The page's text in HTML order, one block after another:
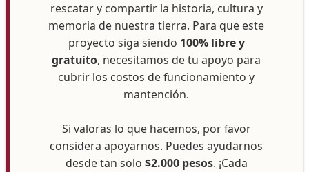
rescatar y compartir la historia, cultura y
memoria de nuestra tierra. Para que este
proyecto siga siendo 100% libre y
gratuito, necesitamos de tu apoyo para
cubrir los costos de funcionamiento y
mantención.
Si valoras lo que hacemos, por favor
considera apoyarnos. Puedes ayudarnos
desde tan solo $2.000 pesos. ¡Cada